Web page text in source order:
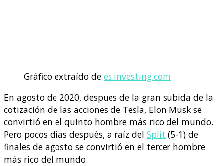
Gráfico extraído de es.investing.com
En agosto de 2020, después de la gran subida de la
cotización de las acciones de Tesla, Elon Musk se
convirtió en el quinto hombre más rico del mundo.
Pero pocos días después, a raíz del Split (5-1) de
finales de agosto se convirtió en el tercer hombre
más rico del mundo.